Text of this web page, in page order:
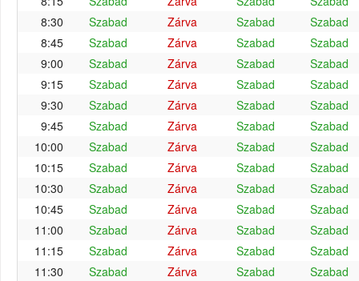
8:30
Szabad Zárva Szabad
Szabad
8:45
Szabad Zárva Szabad
Szabad
9:00
Szabad Zárva Szabad
Szabad
9:15
Szabad Zárva Szabad
Szabad
9:30
Szabad Zárva Szabad
Szabad
9:45
Szabad Zárva Szabad
Szabad
10:00
Szabad Zárva Szabad
Szabad
10:15
Szabad Zárva Szabad
Szabad
10:30
Szabad Zárva Szabad
Szabad
10:45
Szabad Zárva Szabad
Szabad
11:00
Szabad Zárva Szabad
Szabad
11:15
Szabad Zárva Szabad
Szabad
11:30
Szabad Zárva Szabad
Szabad